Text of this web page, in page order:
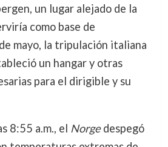
un lugar alejado de la
como base de
mayo, la tripulación italiana
un hangar y otras
para el dirigible y su
8:55 a.m., el Norgedespegó